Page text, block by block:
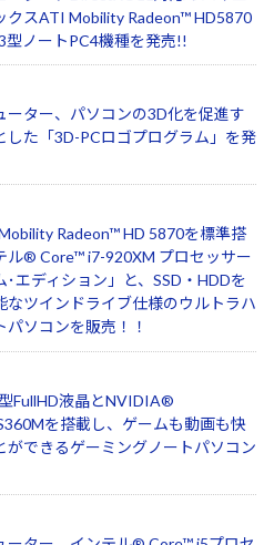
クスATI Mobility Radeon™ HD5870
型ノートPC4機種を発売!!
ーター、パソコンの3D化を促進す
した「3D-PCロゴプログラム」を発
Radeon™ HD 5870を標準搭
ル® Core™ i7-920XM プロセッサー
･エディション」と、SSD・HDDを
なツインドライブ仕様のウルトラハ
パソコンを販売！！
FullHD液晶とNVIDIA®
を搭載し、ゲームも動画も快
ができるゲーミングノートパソコン